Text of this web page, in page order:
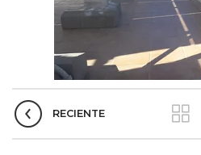
RECIENTE